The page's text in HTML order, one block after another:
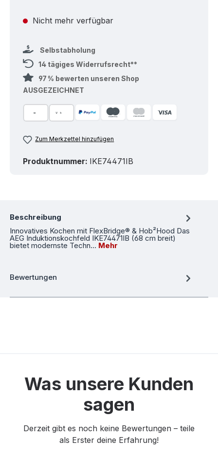
Nicht mehr verfügbar
Selbstabholung
14 tägiges Widerrufsrecht**
97 % bewerten unseren Shop
AUSGEZEICHNET
Zum Merkzettel hinzufügen
Produktnummer: IKE74471IB
Beschreibung
Innovatives Kochen mit FlexBridge® & Hob²Hood Das
AEG Induktionskochfeld IKE74471IB (68 cm breit)
bietet modernste Techn… Mehr
Bewertungen
Was unsere Kunden
sagen
Derzeit gibt es noch keine Bewertungen – teile
als Erster deine Erfahrung!